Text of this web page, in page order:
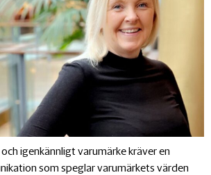
igenkännligt varumärke kräver en
som speglar varumärkets värden